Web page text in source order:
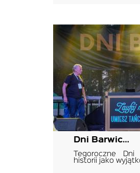
Dni Barwic…
Tegoroczne
historii jako